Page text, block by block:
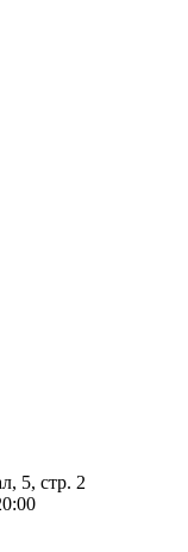
5, стр. 2